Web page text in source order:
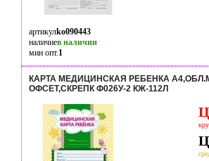
артикулko090443
наличиев наличии
мин опт.1
КАРТА МЕДИЦИНСКАЯ РЕБЕНКА
ОФСЕТ,СКРЕПК Ф026У-2 КЖ-112Л